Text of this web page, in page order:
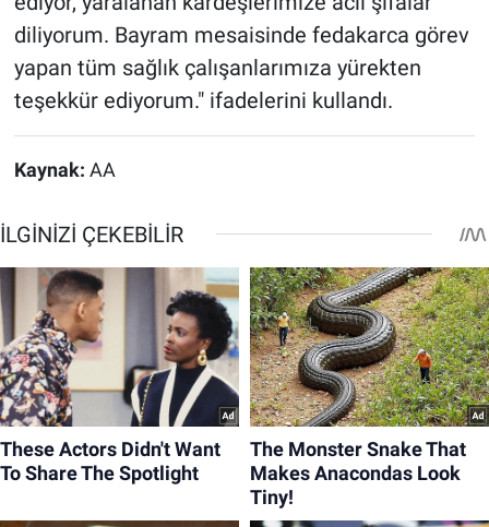
diliyorum. Bayram mesaisinde fedakarca görev
yapan tüm sağlık çalışanlarımıza yürekten
teşekkür ediyorum." ifadelerini kullandı.
Kaynak: AA